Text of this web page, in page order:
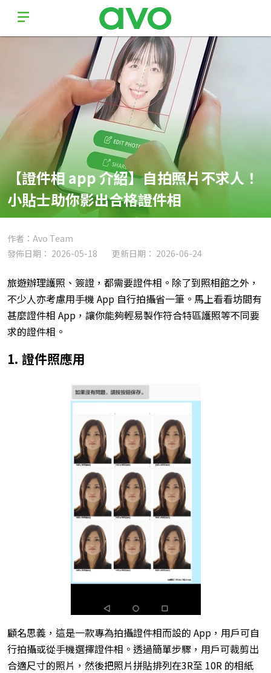
【證件相 app 介紹】自拍照片不求人！
小貼士助你影出合格證件相
作者：Avo Team
發佈日期： 2026-05-18
更新日期： 2026-06-24
旅遊辦理護照、簽證，都需要證件相。除了到照相館之外，
不少人亦考慮用手機 App 自行拍攝省一筆。馬上看看坊間有
甚麼證件相 App，讓你能夠輕易製作符合特區護照等不同要
求的證件相。
1. 證件照應用
顧名思義，這是一款專為拍攝證件相而設的 App，用戶可自
行拍攝或從手機選擇證件相。透過簡單步驟，用戶可裁剪出
合適尺寸的照片，然後把照片拼貼排列在3R至 10R 的相紙